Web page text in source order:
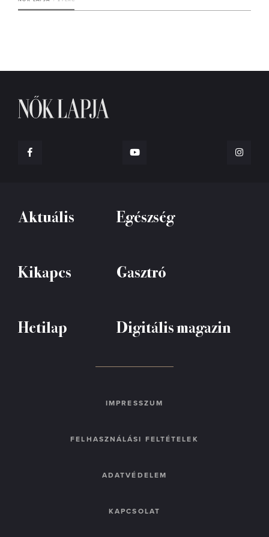
Aktuális Egészség
Kikapcs Gasztró
Hetilap Digitális magazin
IMPRESSZUM
FELHASZNÁLÁSI FELTÉTELEK
ADATVÉDELEM
KAPCSOLAT